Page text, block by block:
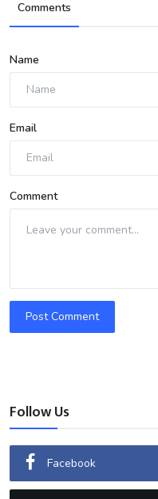
Comments
Name
Email
Comment
Post Comment
Follow Us
Facebook